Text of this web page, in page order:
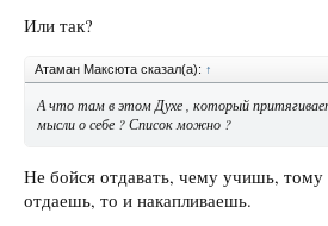
Или так?
Атаман Максюта сказал(а): ↑
А что там в этом Духе , который
мысли о себе ? Список можно ?
Не бойся отдавать, чему учишь,
отдаешь, то и накапливаешь.